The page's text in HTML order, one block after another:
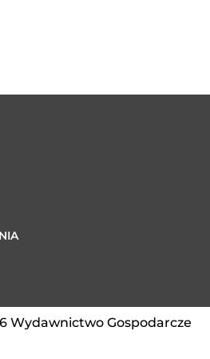
Wydawnictwo Gospodarcze